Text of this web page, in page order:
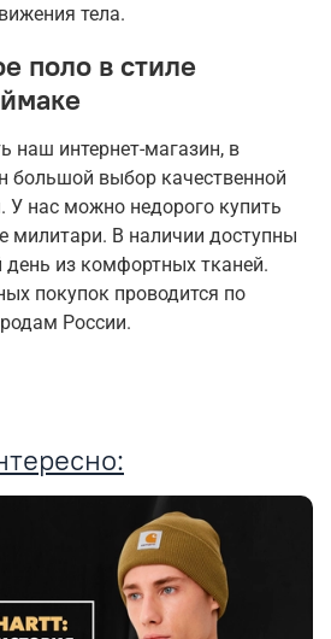
тела.
поло в стиле
наш интернет-магазин, в
большой выбор качественной
У нас можно недорого купить
милитари. В наличии доступны
из комфортных тканей.
покупок проводится по
России.